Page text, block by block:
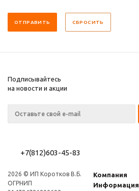
СБРОСИТЬ
Подписывайтесь
на новости и акции
+7(812)603-45-83
2026 © ИП Коротков В.Б.
ОГРНИП
Компания
Информация